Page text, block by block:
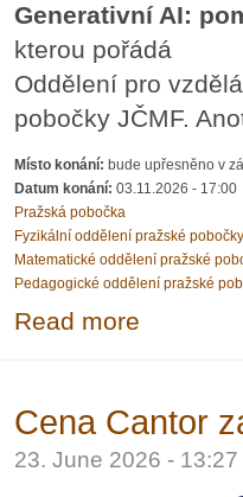
Generativní AI:
kterou pořádá
Oddělení pro
pobočky JČMF.
Místo konání: bude upřesněno v
Datum konání: 03.11.2026 - 17:00
Pražská pobočka
Fyzikální oddělení pražské pobočky
Matematické oddělení pražské
Pedagogické oddělení pražské
Read more
Cena Cantor
23. June 2026 -